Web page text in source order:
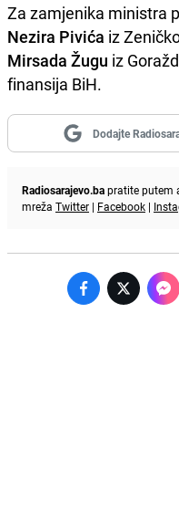
Za zamjenika ministra
Nezira Pivića iz
Mirsada Žugu iz
finansija BiH.
Dodajte
Radiosarajevo.bapratite putem
mreža Twitter | Facebook |